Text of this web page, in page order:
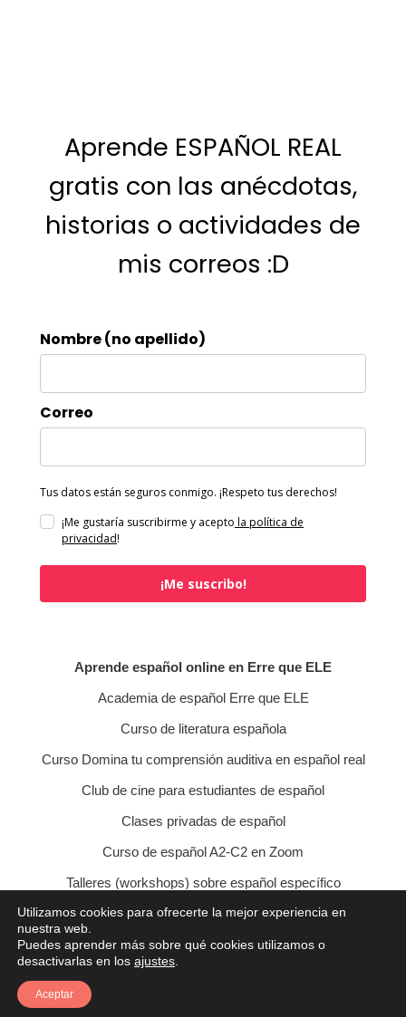
Aprende ESPAÑOL REAL
gratis con las anécdotas,
historias o actividades de
mis correos :D
Nombre (no apellido)
Correo
Tus datos están seguros conmigo. ¡Respeto tus derechos!
¡Me gustaría suscribirme y acepto la política de
privacidad!
¡Me suscribo!
Aprende español online en Erre que ELE
Academia de español Erre que ELE
Curso de literatura española
Curso Domina tu comprensión auditiva en español real
Club de cine para estudiantes de español
Clases privadas de español
Curso de español A2-C2 en Zoom
Talleres (workshops) sobre español específico
Curso de conversación veraniego
Política de privacidad
Política de cookies
Condiciones de contratación
Utilizamos cookies para ofrecerte la mejor experiencia en
nuestra web.
Puedes aprender más sobre qué cookies utilizamos o
desactivarlas en los ajustes
Aceptar